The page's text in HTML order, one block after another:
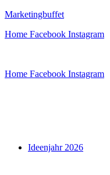
Zum
springen
Marketingbuffet
Home Facebook Instagram
Home Facebook Instagram
Menü Ideenjahr 2026